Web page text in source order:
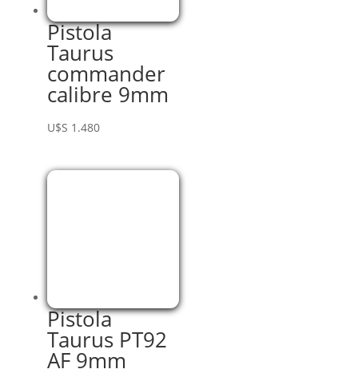
Pistola
Taurus
commander
calibre 9mm
U$S 1.480
Pistola
Taurus PT92
AF 9mm